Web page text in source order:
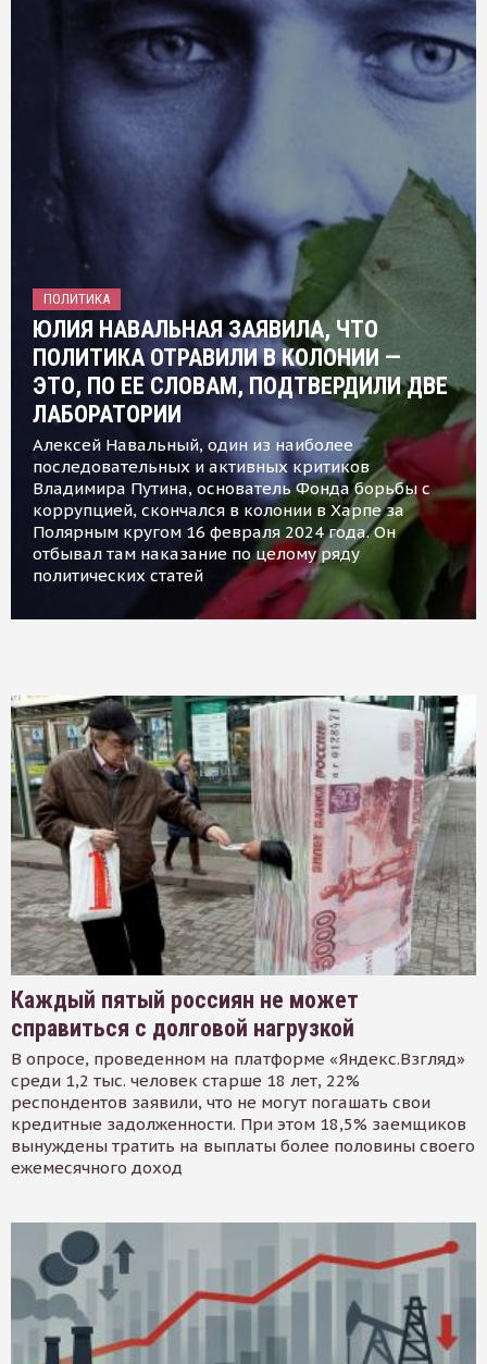
ПОЛИТИКА
ЮЛИЯ НАВАЛЬНАЯ ЗАЯВИЛА, ЧТО
ПОЛИТИКА ОТРАВИЛИ В КОЛОНИИ —
ЭТО, ПО ЕЕ СЛОВАМ, ПОДТВЕРДИЛИ ДВЕ
ЛАБОРАТОРИИ
Алексей Навальный, один из наиболее
последовательных и активных критиков
Владимира Путина, основатель Фонда борьбы с
коррупцией, скончался в колонии в Харпе за
Полярным кругом 16 февраля 2024 года. Он
отбывал там наказание по целому ряду
политических статей
Каждый пятый россиян не может
справиться с долговой нагрузкой
В опросе, проведенном на платформе «Яндекс.Взгляд»
среди 1,2 тыс. человек старше 18 лет, 22%
респондентов заявили, что не могут погашать свои
кредитные задолженности. При этом 18,5% заемщиков
вынуждены тратить на выплаты более половины своего
ежемесячного доход